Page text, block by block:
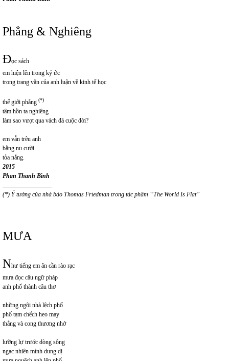
Phẳng & Nghiêng
Đọc sách
em hiện lên trong ký ức
trong trang văn của anh luận về kinh tế học
thế giới phẳng (*)
tâm hồn ta nghiêng
làm sao vượt qua vách đá cuộc đời?
em vẫn trêu anh
bằng nụ cười
tỏa nắng.
2015
Phan Thanh Bình
(*) Ý tưởng của nhà báo Thomas Friedman trong tác phẩm “The World Is Flat”
MƯA
Như tiếng em ân cần rào rạc
mưa đọc câu ngữ pháp
anh phổ thành câu thơ
những ngôi nhà lệch phố
phố tạm chếch heo may
thẳng và cong thương nhớ
lưỡng lự trước dòng sông
ngạc nhiên mình dung dị